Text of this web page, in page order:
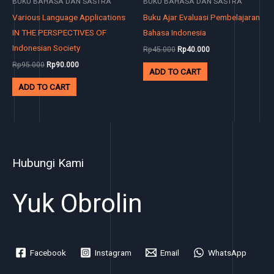
Various Language Applications
IN THE PERSPECTIVES OF
Indonesian Society
Rp95.000 Rp90.000
ADD TO CART
Buku Ajar Evaluasi Pembelajaran
Bahasa Indonesia
Rp45.000 Rp40.000
ADD TO CART
Hubungi Kami
Yuk Obrolin
Facebook Instagram Email WhatsApp